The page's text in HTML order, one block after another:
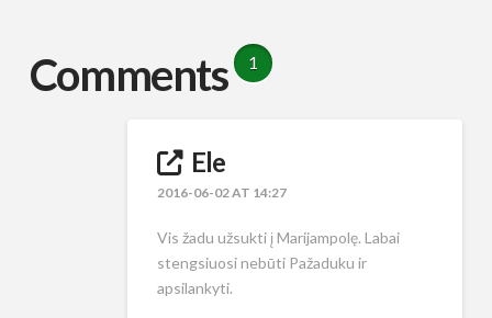
Comments 1
Ele
2016-06-02 AT 14:27
Vis žadu užsukti į Marijampolę. Labai
stengsiuosi nebūti Pažaduku ir
apsilankyti.